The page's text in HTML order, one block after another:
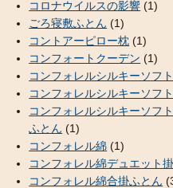
コロナウイルスの影響 (1)
ごろ寝敷ふとん (1)
コントアーピロー枕 (1)
コンフォートクーデン (1)
コンフォレルシルキーソフト
コンフォレルシルキーソフ
コンフォレルシルキーソフ
ふとん (1)
コンフォレル綿 (1)
コンフォレル綿デュエット
コンフォレル綿合掛ふとん